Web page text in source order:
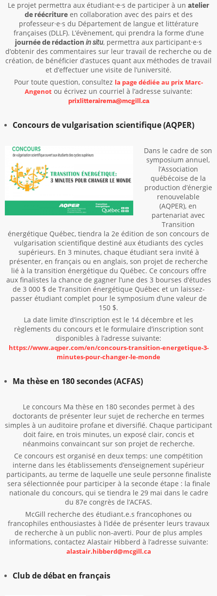
Le projet permettra aux étudiant·e·s de participer à un atelier
de réécritureen collaboration avec des pairs et des
professeur·e·s du Département de langue et littérature
françaises (DLLF). L’évènement, qui prendra la forme d’une
journée de rédaction in situ, permettra aux participant·e·s
d’obtenir des commentaires sur leur travail de recherche ou de
création, de bénéficier d’astuces quant aux méthodes de travail
et d’effectuer une visite de l’université.
Pour toute question, consultez la page dédiée au prix Marc-
Angenot ou écrivez un courriel à l’adresse suivante:
prixlitterairema@mcgill.ca
Concours de vulgarisation scientifique (AQPER)
Dans le cadre de son
symposium annuel,
l’Association
québécoise de la
production d’énergie
renouvelable
(AQPER), en
partenariat avec
Transition
énergétique Québec, tiendra la 2e édition de son concours de
vulgarisation scientifique destiné aux étudiants des cycles
supérieurs. En 3 minutes, chaque étudiant sera invité à
présenter, en français ou en anglais, son projet de recherche
lié à la transition énergétique du Québec. Ce concours offre
aux finalistes la chance de gagner l’une des 3 bourses d’études
de 3 000 $ de Transition énergétique Québec et un laissez-
passer étudiant complet pour le symposium d’une valeur de
150 $.
La date limite d’inscription est le 14 décembre et les
règlements du concours et le formulaire d’inscription sont
disponibles à l’adresse suivante:
https://www.aqper.com/en/concours-transition-energetique-3-
minutes-pour-changer-le-monde
Ma thèse en 180 secondes (ACFAS)
Le concours Ma thèse en 180 secondes permet à des
doctorants de présenter leur sujet de recherche en termes
simples à un auditoire profane et diversifié. Chaque participant
doit faire, en trois minutes, un exposé clair, concis et
néanmoins convaincant sur son projet de recherche.
Ce concours est organisé en deux temps: une compétition
interne dans les établissements d’enseignement supérieur
participants, au terme de laquelle une seule personne finaliste
sera sélectionnée pour participer à la seconde étape : la finale
nationale du concours, qui se tiendra le 29 mai dans le cadre
du 87e congrès de l’ACFAS.
McGill recherche des étudiant.e.s francophones ou
francophiles enthousiastes à l’idée de présenter leurs travaux
de recherche à un public non-averti. Pour de plus amples
informations, contactez Alastair Hibberd à l’adresse suivante:
alastair.hibberd@mcgill.ca
Club de débat en français